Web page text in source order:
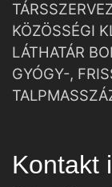
KÖZÖSSÉGI
LÁTHATÁR
GYÓGY-,
Kontakt